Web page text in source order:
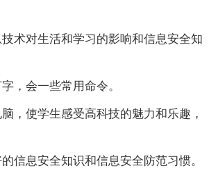
术对生活和学习的影响和信息安全知
，会一些常用命令。
，使学生感受高科技的魅力和乐趣，
信息安全知识和信息安全防范习惯。